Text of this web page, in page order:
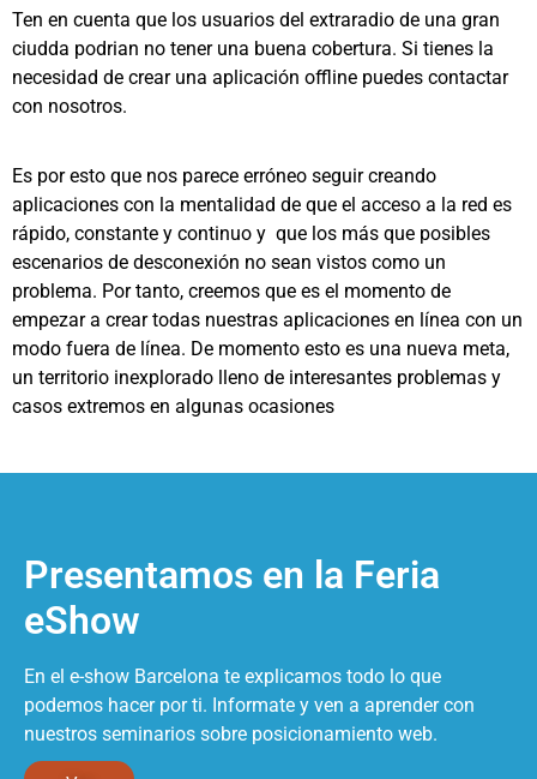
Ten en cuenta que los usuarios del extraradio de una gran
ciudda podrian no tener una buena cobertura. Si tienes la
necesidad de crear una aplicación offline puedes contactar
con nosotros.
Es por esto que nos parece erróneo seguir creando
aplicaciones con la mentalidad de que el acceso a la red es
rápido, constante y continuo y que los más que posibles
escenarios de desconexión no sean vistos como un
problema. Por tanto, creemos que es el momento de
empezar a crear todas nuestras aplicaciones en línea con un
modo fuera de línea. De momento esto es una nueva meta,
un territorio inexplorado lleno de interesantes problemas y
casos extremos en algunas ocasiones
Presentamos en la Feria
eShow
En el e-show Barcelona te explicamos todo lo que
podemos hacer por ti. Informate y ven a aprender con
nuestros seminarios sobre posicionamiento web.